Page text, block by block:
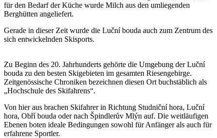
für den Bedarf der Küche wurde Milch aus den umliegenden
Berghütten angeliefert.
Gerade in dieser Zeit wurde die Luční bouda auch zum Zentrum des
sich entwickelnden Skisports.
Zu Beginn des 20. Jahrhunderts gehörte die Umgebung der Luční
bouda zu den besten Skigebieten im gesamten Riesengebirge.
Zeitgenössische Chroniken bezeichnen diesen Ort buchstäblich als
„Hochschule des Skifahrens“.
Von hier aus brachen Skifahrer in Richtung Studniční hora, Luční
hora, Obří bouda oder nach Špindlerův Mlýn auf. Die weitläufigen
Ebenen boten ideale Bedingungen sowohl für Anfänger als auch für
erfahrene Sportler.